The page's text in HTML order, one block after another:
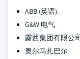
ABB (英语).
G&W 电气
露西集团有限公
奥尔马扎巴尔